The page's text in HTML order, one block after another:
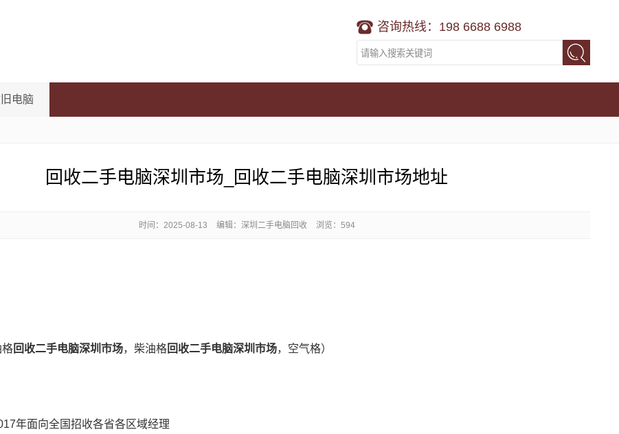
咨询热线：198 6688 6988
旧电脑
回收二手电脑深圳市场_回收二手电脑深圳市场地址
时间： 2025-08-13 编辑：深圳二手电脑回收 浏览：594
回收二手电脑深圳市场，柴油格回收二手电脑深圳市场，空气格）
年面向全国招收各省各区域经理